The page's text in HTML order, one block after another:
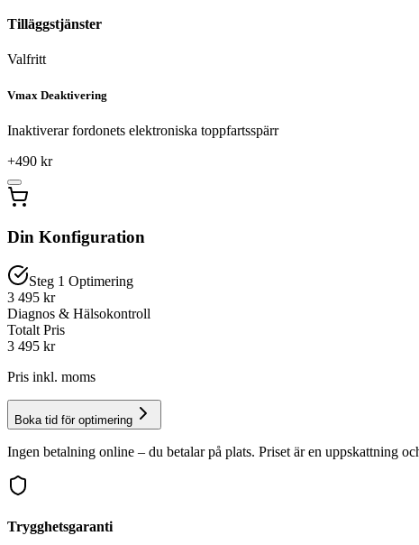
Tilläggstjänster
Valfritt
Vmax Deaktivering
Inaktiverar fordonets elektroniska toppfartsspärr
+490 kr
Din Konfiguration
Steg 1 Optimering
3 495 kr
Diagnos & Hälsokontroll
Totalt Pris
3 495 kr
Pris inkl. moms
Boka tid för optimering
Ingen betalning online – du betalar på plats. Priset är en uppskattning
Trygghetsgaranti